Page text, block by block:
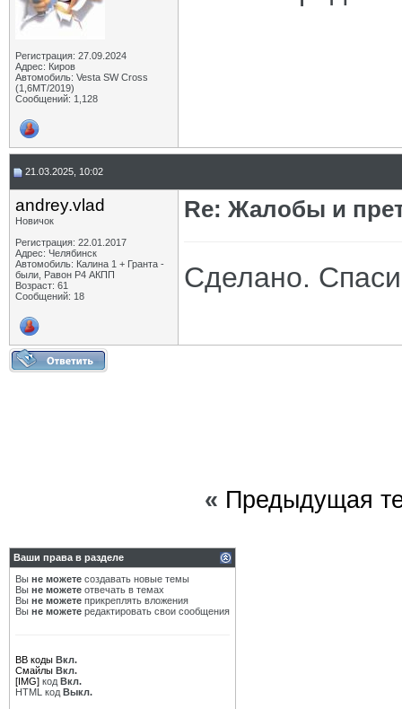
Регистрация: 27.09.2024
Адрес: Киров
Автомобиль: Vesta SW Cross
(1,6МТ/2019)
Сообщений: 1,128
21.03.2025, 10:02
andrey.vlad
Новичок
Регистрация: 22.01.2017
Адрес: Челябинск
Автомобиль: Калина 1 + Гранта -
были, Равон Р4 АКПП
Возраст: 61
Сообщений: 18
Re: Жалобы и
Сделано.
« Предыдущая
Ваши права в разделе
Вы не можете создавать новые темы
Вы не можете отвечать в темах
Вы не можете прикреплять вложения
Вы не можете редактировать свои сообщения
BB коды Вкл.
Смайлы Вкл.
[IMG] код Вкл.
HTML код Выкл.